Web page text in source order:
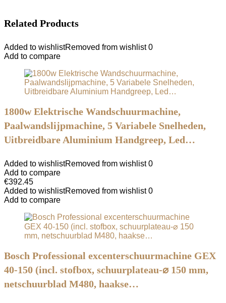
Related Products
Added to wishlistRemoved from wishlist 0
Add to compare
1800w Elektrische Wandschuurmachine,
Paalwandslijpmachine, 5 Variabele Snelheden,
Uitbreidbare Aluminium Handgreep, Led…
Added to wishlistRemoved from wishlist 0
Add to compare
€392.45
Added to wishlistRemoved from wishlist 0
Add to compare
Bosch Professional excenterschuurmachine GEX
40-150 (incl. stofbox, schuurplateau-⌀ 150 mm,
netschuurblad M480, haakse…